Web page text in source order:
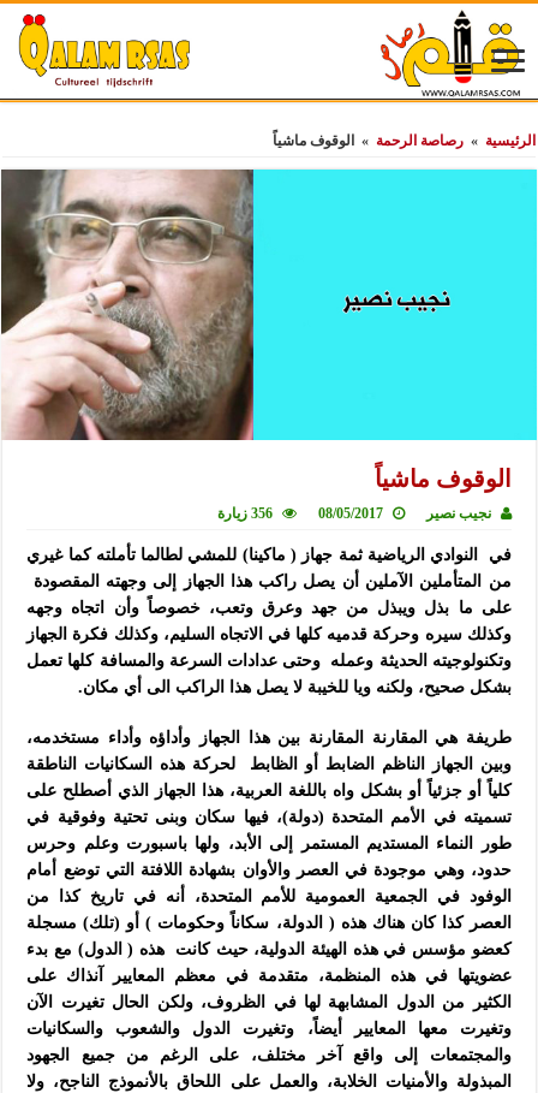
الرئيسية » رصاصة الرحمة » الوقوف ماشياً
الوقوف ماشياً
نجيب نصير 08/05/2017 356 زيارة
في النوادي الرياضية ثمة جهاز ( ماكينا) للمشي لطالما تأملته كما غيري
من المتأملين الآملين أن يصل راكب هذا الجهاز إلى وجهته المقصودة
على ما بذل ويبذل من جهد وعرق وتعب، خصوصاً وأن اتجاه وجهه
وكذلك سيره وحركة قدميه كلها في الاتجاه السليم، وكذلك فكرة الجهاز
وتكنولوجيته الحديثة وعمله وحتى عدادات السرعة والمسافة كلها تعمل
بشكل صحيح، ولكنه ويا للخيبة لا يصل هذا الراكب الى أي مكان.
طريفة هي المقارنة المقارنة بين هذا الجهاز وأداؤه وأداء مستخدمه،
وبين الجهاز الناظم الضابط أو الظابط لحركة هذه السكانيات الناطقة
كلياً أو جزئياً أو بشكل واه باللغة العربية، هذا الجهاز الذي أصطلح على
تسميته في الأمم المتحدة (دولة)، فيها سكان وبنى تحتية وفوقية في
طور النماء المستديم المستمر إلى الأبد، ولها باسبورت وعلم وحرس
حدود، وهي موجودة في العصر والأوان بشهادة اللافتة التي توضع أمام
الوفود في الجمعية العمومية للأمم المتحدة، أنه في تاريخ كذا من
العصر كذا كان هناك هذه ( الدولة، سكاناً وحكومات ) أو (تلك) مسجلة
كعضو مؤسس في هذه الهيئة الدولية، حيث كانت هذه ( الدول) مع بدء
عضويتها في هذه المنظمة، متقدمة في معظم المعايير آنذاك على
الكثير من الدول المشابهة لها في الظروف، ولكن الحال تغيرت الآن
وتغيرت معها المعايير أيضاً، وتغيرت الدول والشعوب والسكانيات
والمجتمعات إلى واقع آخر مختلف، على الرغم من جميع الجهود
المبذولة والأمنيات الخلابة، والعمل على اللحاق بالأنموذج الناجح، ولا